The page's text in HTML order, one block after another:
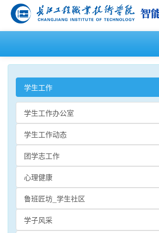
学生工作
学生工作办公室
学生工作动态
团学志工作
心理健康
鲁班匠坊_学生社区
学子风采